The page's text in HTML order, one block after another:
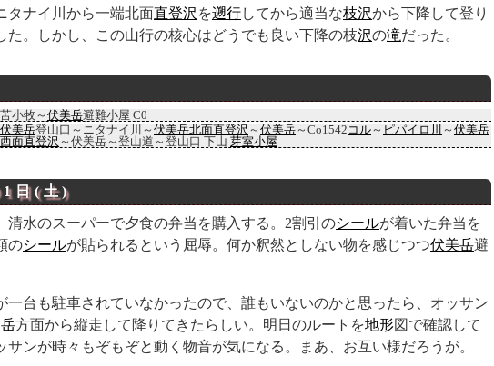
タナイ川から一端北面直登沢 を遡行してから適当な枝沢から下降して登り
た。しかし、この山行の核心はどうでも良い下降の枝沢の滝だった。
苫小牧～ 伏美岳避難小屋 C0
伏美岳登山口～ニタナイ川～ 伏美岳北面直登沢 ～ 伏美岳～Co1542 コル～ ピパイロ川 ～ 伏美岳
西面直登沢 ～伏美岳～登山道～登山口 下山 芽室小屋
日(土)
清水のスーパーで夕食の弁当を購入する。2割引のシールが着いた弁当を
のシールが貼られるという屈辱。何か釈然としない物を感じつつ伏美岳避
一台も駐車されていなかったので、誰もいないのかと思ったら、オッサン
方面から縦走して降りてきたらしい。明日のルートを地形図で確認して
サンが時々もぞもぞと動く物音が気になる。まあ、お互い様だろうが。